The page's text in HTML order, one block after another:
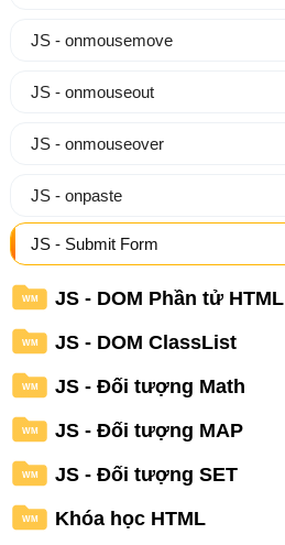
JS - onmousemove
JS - onmouseout
JS - onmouseover
JS - onpaste
JS - Submit Form
WM JS - DOM Phần tử HTML
WM JS - DOM ClassList
WM JS - Đối tượng Math
WM JS - Đối tượng MAP
WM JS - Đối tượng SET
WM Khóa học HTML